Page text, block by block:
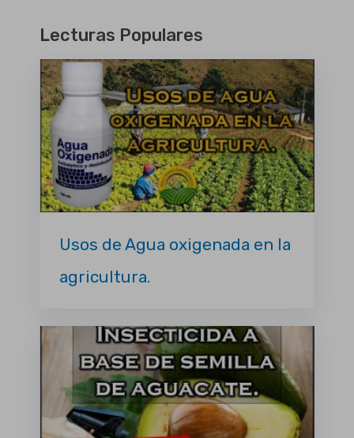
Lecturas Populares
Usos de Agua oxigenada en la
agricultura.